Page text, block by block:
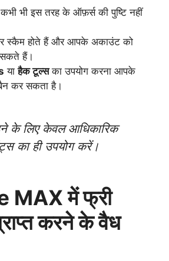
भी इस तरह के ऑफ़र्स की पुष्टि नहीं
स्कैम होते हैं और आपके अकाउंट को
हैं।
याहैक टूल्सका उपयोग करना आपके
कर सकता है।
के लिए केवल आधिकारिक
का ही उपयोग करें।
MAX में फ्री
करने के वैध